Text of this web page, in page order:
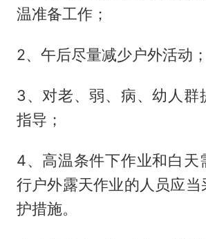
温准备工作；
2、午后尽量减少户外活动；
3、对老、弱、病、幼人群
指导；
4、高温条件下作业和白天
行户外露天作业的人员应
护措施。